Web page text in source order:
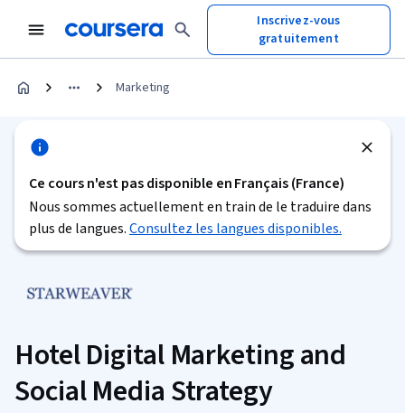
Inscrivez-vous
gratuitement
Marketing
Ce cours n'est pas disponible en Français (France)
Nous sommes actuellement en train de le traduire dans
plus de langues.Consultez les langues disponibles.
Hotel Digital Marketing and
Social Media Strategy